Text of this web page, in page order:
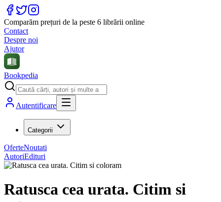
Comparăm prețuri de la peste 6 librării online
Contact
Despre noi
Ajutor
Bookpedia
Autentificare
Categorii
OferteNoutati
AutoriEdituri
Ratusca cea urata. Citim si